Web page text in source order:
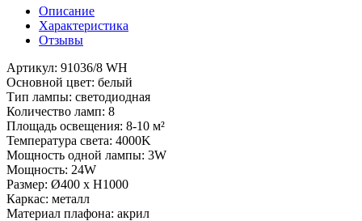
Описание
Характеристика
Отзывы
Артикул: 91036/8 WH
Основной цвет: белый
Тип лампы: светодиодная
Количество ламп: 8
Площадь освещения: 8-10 м²
Температура света: 4000K
Мощность одной лампы: 3W
Мощность: 24W
Размер: Ø400 x H1000
Каркас: металл
Материал плафона: акрил